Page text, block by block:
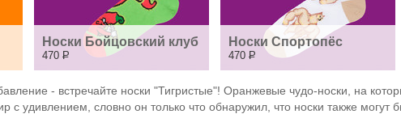
Носки Бойцовский клуб
470 Р
Носки Спортопёс
470 Р
- встречайте носки "Тигристые"! Оранжевые чудо-носки, на
с удивлением, словно он только что обнаружил, что носки также могут